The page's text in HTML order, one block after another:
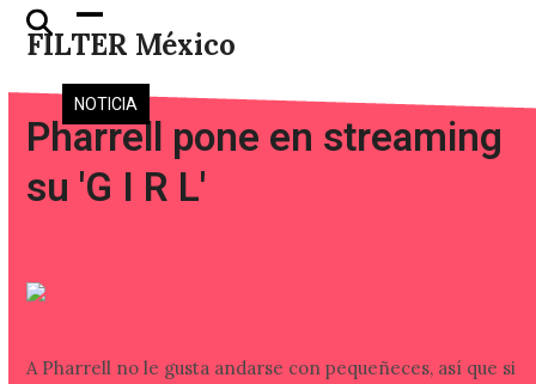
Skip
FILTER México
Open
mobile
menu
Close
mobile
menu
NOTICIA
Pharrell pone en streaming
su 'G I R L'
A Pharrell no le gusta andarse con pequeñeces, así que si